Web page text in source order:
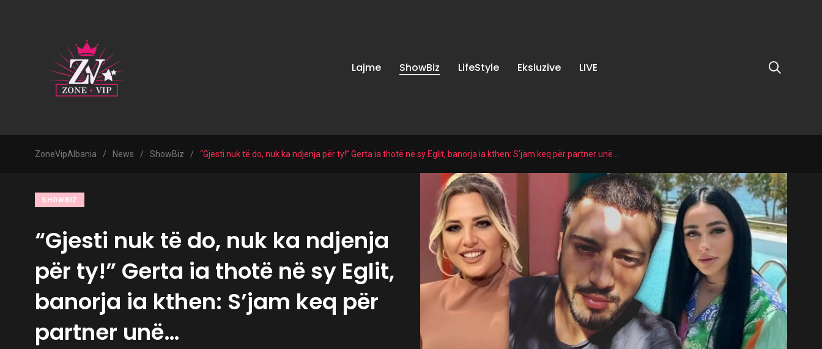
Lajme ShowBiz LifeStyle Eksluzive LIVE
ZoneVipAlbania / News / ShowBiz / “Gjesti nuk të do, nuk ka ndjenja për ty!” Gerta ia thotë në sy Eglit, banorja ia kthen: S’jam keq për partner unë…
SHOWBIZ
“Gjesti nuk të do, nuk ka ndjenja
për ty!” Gerta ia thotë në sy Eglit,
banorja ia kthen: S’jam keq për
partner unë…